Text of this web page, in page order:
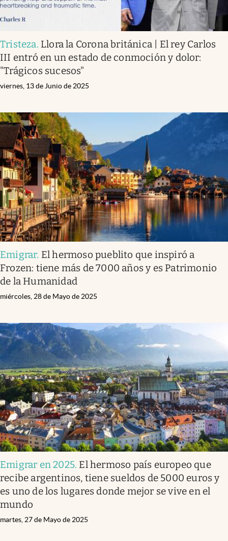
Tristeza. Llora la Corona británica | El rey Carlos
III entró en un estado de conmoción y dolor:
"Trágicos sucesos"
viernes, 13 de Junio de 2025
Emigrar. El hermoso pueblito que inspiró a
Frozen: tiene más de 7000 años y es Patrimonio
de la Humanidad
miércoles, 28 de Mayo de 2025
Emigrar en 2025. El hermoso país europeo que
recibe argentinos, tiene sueldos de 5000 euros y
es uno de los lugares donde mejor se vive en el
mundo
martes, 27 de Mayo de 2025